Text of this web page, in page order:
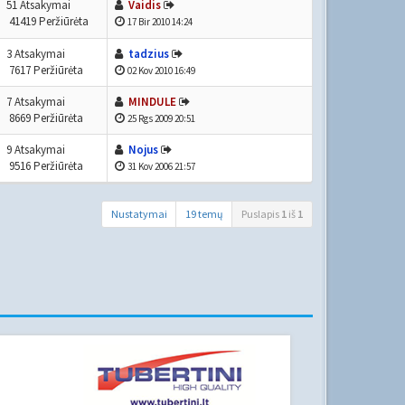
51 Atsakymai
41419 Peržiūrėta
Vaidis
17 Bir 2010 14:24
3 Atsakymai
7617 Peržiūrėta
tadzius
02 Kov 2010 16:49
7 Atsakymai
8669 Peržiūrėta
MINDULE
25 Rgs 2009 20:51
9 Atsakymai
9516 Peržiūrėta
Nojus
31 Kov 2006 21:57
Nustatymai 19 temų Puslapis 1 iš 1